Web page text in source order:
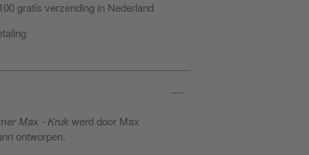
gratis verzending in Nederland
Max - Kruk werd door Max
ontworpen.